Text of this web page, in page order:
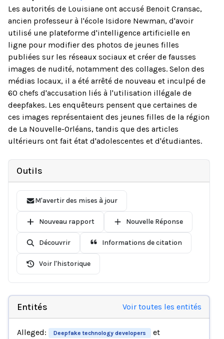
Les autorités de Louisiane ont accusé Benoit Cransac,
ancien professeur à l'école Isidore Newman, d'avoir
utilisé une plateforme d'intelligence artificielle en
ligne pour modifier des photos de jeunes filles
publiées sur les réseaux sociaux et créer de fausses
images de nudité, notamment des collages. Selon des
médias locaux, il a été arrêté de nouveau et inculpé de
60 chefs d'accusation liés à l'utilisation illégale de
deepfakes. Les enquêteurs pensent que certaines de
ces images représentaient des jeunes filles de la région
de La Nouvelle-Orléans, tandis que des articles
ultérieurs ont fait état d'adolescentes et d'étudiantes.
Outils
M'avertir des mises à jour
Nouveau rapport Nouvelle Réponse
Découvrir Informations de citation
Voir l'historique
Entités Voir toutes les entités
Alleged: Deepfake technology developers et